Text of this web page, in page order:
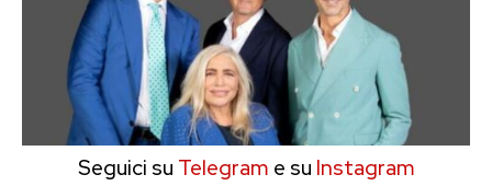
Seguici su Telegram e su Instagram